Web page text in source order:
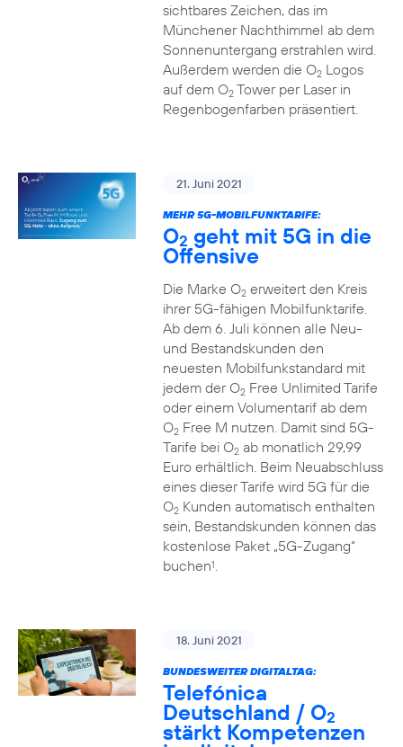
sichtbares Zeichen, das im
Münchener Nachthimmel ab dem
Sonnenuntergang erstrahlen wird.
Außerdem werden die O2Logos
auf dem O2Tower per Laser in
Regenbogenfarben präsentiert.
21. Juni 2021
MEHR 5G-MOBILFUNKTARIFE:
O2 geht mit 5G in die
Offensive
Die Marke O2erweitert den Kreis
ihrer 5G-fähigen Mobilfunktarife.
Ab dem 6. Juli können alle Neu-
und Bestandskunden den
neuesten Mobilfunkstandard mit
jedem der O2Free Unlimited Tarife
oder einem Volumentarif ab dem
O2Free M nutzen. Damit sind 5G-
Tarife bei O2ab monatlich 29,99
Euro erhältlich. Beim Neuabschluss
eines dieser Tarife wird 5G für die
O2Kunden automatisch enthalten
sein, Bestandskunden können das
kostenlose Paket „5G-Zugang“
buchen1.
18. Juni 2021
BUNDESWEITER DIGITALTAG:
Telefónica
Deutschland / O2
stärkt Kompetenzen